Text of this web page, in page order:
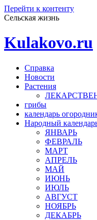
Перейти к контенту
Сельская жизнь
Kulakovo.ru
Справка
Новости
Растения
грибы
календарь
Народный
ЯНВАРЬ
ФЕВРАЛЬ
МАРТ
АПРЕЛЬ
МАЙ
ИЮНЬ
ИЮЛЬ
АВГУСТ
НОЯБРЬ
ДЕКАБРЬ